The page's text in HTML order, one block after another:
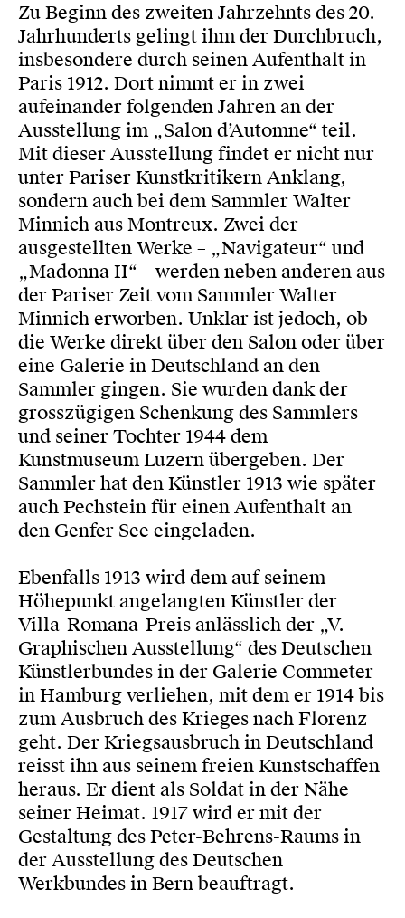
Zu Beginn des zweiten Jahrzehnts des 20.
Jahrhunderts gelingt ihm der Durchbruch,
insbesondere durch seinen Aufenthalt in
Paris 1912. Dort nimmt er in zwei
aufeinander folgenden Jahren an der
Ausstellung im „Salon d’Automne“ teil.
Mit dieser Ausstellung findet er nicht nur
unter Pariser Kunstkritikern Anklang,
sondern auch bei dem Sammler Walter
Minnich aus Montreux. Zwei der
ausgestellten Werke – „Navigateur“ und
„Madonna II“ – werden neben anderen aus
der Pariser Zeit vom Sammler Walter
Minnich erworben. Unklar ist jedoch, ob
die Werke direkt über den Salon oder über
eine Galerie in Deutschland an den
Sammler gingen. Sie wurden dank der
grosszügigen Schenkung des Sammlers
und seiner Tochter 1944 dem
Kunstmuseum Luzern übergeben. Der
Sammler hat den Künstler 1913 wie später
auch Pechstein für einen Aufenthalt an
den Genfer See eingeladen.
Ebenfalls 1913 wird dem auf seinem
Höhepunkt angelangten Künstler der
Villa-Romana-Preis anlässlich der „V.
Graphischen Ausstellung“ des Deutschen
Künstlerbundes in der Galerie Commeter
in Hamburg verliehen, mit dem er 1914 bis
zum Ausbruch des Krieges nach Florenz
geht. Der Kriegsausbruch in Deutschland
reisst ihn aus seinem freien Kunstschaffen
heraus. Er dient als Soldat in der Nähe
seiner Heimat. 1917 wird er mit der
Gestaltung des Peter-Behrens-Raums in
der Ausstellung des Deutschen
Werkbundes in Bern beauftragt.